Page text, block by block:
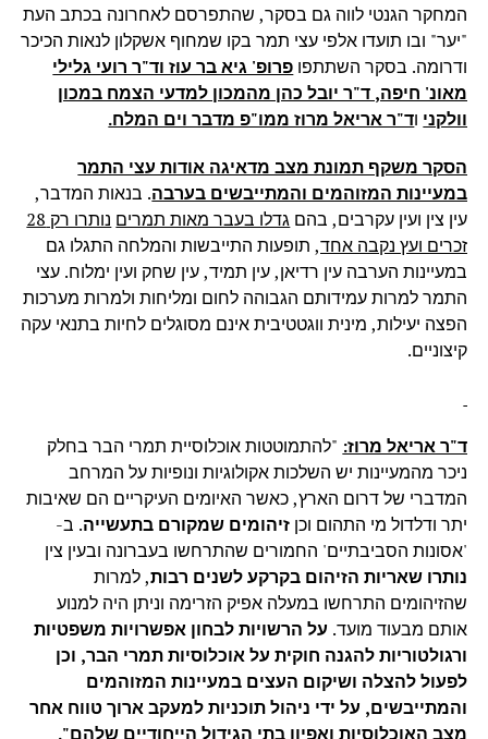
המחקר הגנטי לווה גם בסקר, שהתפרסם לאחרונה בכתב העת
"יער" ובו תועדו אלפי עצי תמר בקו שמחוף אשקלון לנאות הכיכר
ודרומה. בסקר השתתפו פרופ' גיא בר עוז וד"ר רועי גלילי
מאונ' חיפה, ד"ר יובל כהן מהמכון למדעי הצמח במכון
וולקני וד"ר אריאל מרוז ממו"פ מדבר וים המלח.
הסקר משקף תמונת מצב מדאיגה אודות עצי התמר
במעיינות המזוהמים והמתייבשים בערבה. בנאות המדבר,
עין צין ועין עקרבים, בהם גדלו בעבר מאות תמרים
נותרו רק 28
זכרים ועץ נקבה אחד,תופעות התייבשות והמלחה התגלו גם
במעיינות הערבה עין רדיאן, עין תמיד, עין שחק ועין ימלוח. עצי
התמר למרות עמידותם הגבוהה לחום ומליחות ולמרות מערכות
הפצה יעילות, מינית ווגטטיבית אינם מסוגלים לחיות בתנאי עקה
קיצוניים.
ד"ר אריאל מרוז: "להתמוטטות אוכלוסיית תמרי הבר בחלק
ניכר מהמעיינות יש השלכות אקולוגיות ונופיות על המרחב
המדברי של דרום הארץ, כאשר האיומים העיקריים הם שאיבות
יתר ודלדול מי התהום וכן זיהומים שמקורם בתעשייה. ב-
'אסונות הסביבתיים' החמורים שהתרחשו בעברונה ובעין צין
נותרו שאריות הזיהום בקרקע לשנים רבות, למרות
שהזיהומים התרחשו במעלה אפיק הזרימה וניתן היה למנוע
אותם מבעוד מועד. על הרשויות לבחון אפשרויות משפטיות
ורגולטוריות להגנה חוקית על אוכלוסיות תמרי הבר, וכן
לפעול להצלה ושיקום העצים במעיינות המזוהמים
והמתייבשים, על ידי ניהול תוכניות למעקב ארוך טווח אחר
מצב האוכלוסיות ואפיון בתי הגידול הייחודיים שלהם".